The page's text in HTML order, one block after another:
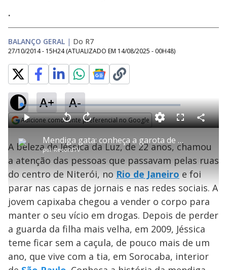
.
BALANÇO GERAL | Do R7
27/10/2014 - 15H24 (ATUALIZADO EM 14/08/2025 - 00H48)
A+ A-
Adicione como fonte preferencial no Google
P
l
a
y
Mendiga gata: conheça a garota de rua que ganhou as capas de jornais
porRecordTV
P V
t
a
r
0
e
g
n
d
s
A
n
ç
a
1
s
e
u
n
d
o
M
u
d
o
L
o
a
d
e
:
0
.
6
3
%
F
l
s
c
e
n
C
o
a
r
i
l
A beleza de Jéssica da Luz, de 22 anos, chamou
a atenção das pessoas que passavam pelas ruas
do centro de Niterói, noRio de Janeiroe foi
parar nas capas de jornais e nas redes sociais. A
jovem capixaba chegou a vender o corpo para
manter o seu vício em drogas. Depois de perder
a guarda da filha mais velha, em 2009, Jéssica
teme ficar sem a caçula, de pouco mais de um
ano, que vive com a tia, em Sorocaba, interior